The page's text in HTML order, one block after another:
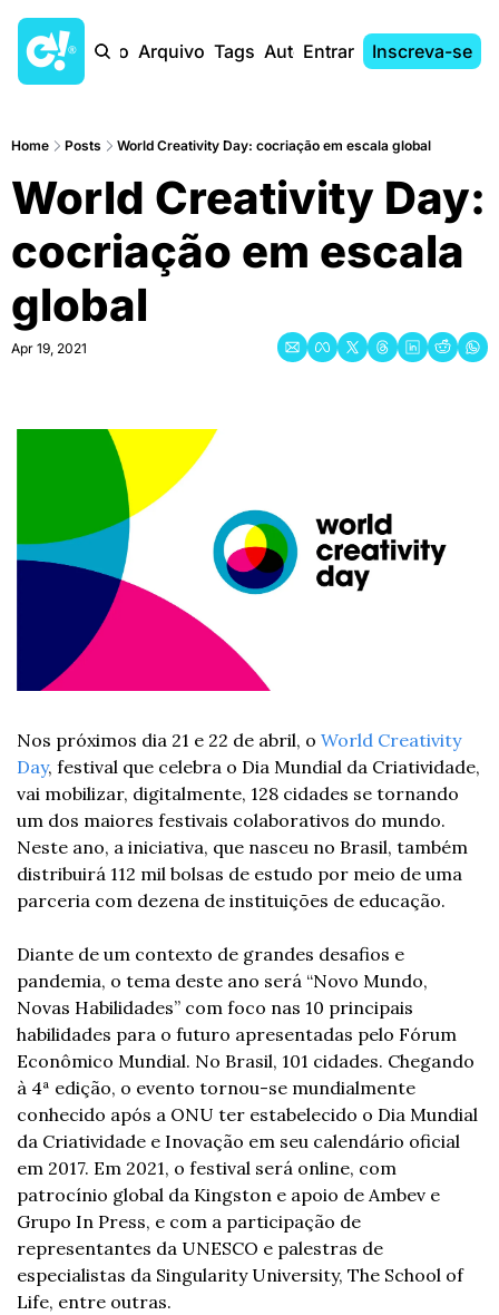
Início Arquivo Tags AutoresEntrar Inscreva-se
Home Posts World Creativity Day: cocriação em escala global
World Creativity Day:
cocriação em escala
global
Apr 19, 2021
Nos próximos dia 21 e 22 de abril, o World Creativity
Day, festival que celebra o Dia Mundial da Criatividade,
vai mobilizar, digitalmente, 128 cidades se tornando
um dos maiores festivais colaborativos do mundo.
Neste ano, a iniciativa, que nasceu no Brasil, também
distribuirá 112 mil bolsas de estudo por meio de uma
parceria com dezena de instituições de educação.
Diante de um contexto de grandes desafios e
pandemia, o tema deste ano será “Novo Mundo,
Novas Habilidades” com foco nas 10 principais
habilidades para o futuro apresentadas pelo Fórum
Econômico Mundial. No Brasil, 101 cidades. Chegando
à 4ª edição, o evento tornou-se mundialmente
conhecido após a ONU ter estabelecido o Dia Mundial
da Criatividade e Inovação em seu calendário oficial
em 2017. Em 2021, o festival será online, com
patrocínio global da Kingston e apoio de Ambev e
Grupo In Press, e com a participação de
representantes da UNESCO e palestras de
especialistas da Singularity University, The School of
Life, entre outras.